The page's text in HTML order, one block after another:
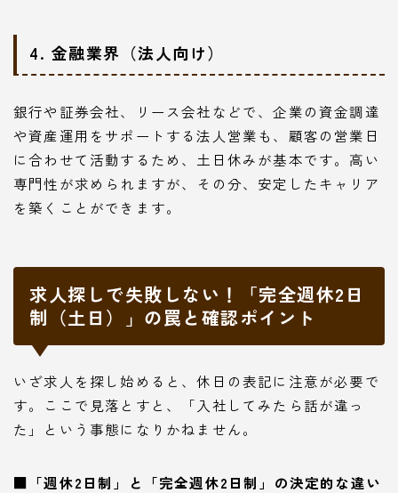
4. 金融業界（法人向け）
銀行や証券会社、リース会社などで、企業の資金調達
や資産運用をサポートする法人営業も、顧客の営業日
に合わせて活動するため、土日休みが基本です。高い
専門性が求められますが、その分、安定したキャリア
を築くことができます。
求人探しで失敗しない！「完全週休2日
制（土日）」の罠と確認ポイント
いざ求人を探し始めると、休日の表記に注意が必要で
す。ここで見落とすと、「入社してみたら話が違っ
た」という事態になりかねません。
■「週休2日制」と「完全週休2日制」の決定的な違い